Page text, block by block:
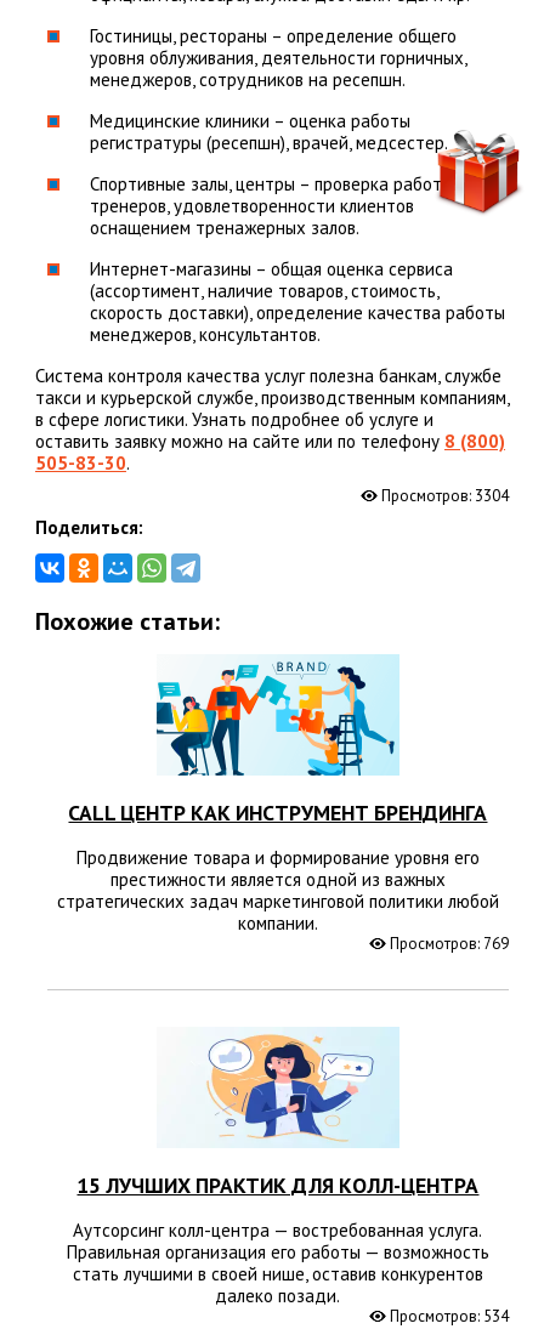
Гостиницы, рестораны – определение общего
уровня облуживания, деятельности горничных,
менеджеров, сотрудников на ресепшн.
Медицинские клиники – оценка работы
регистратуры (ресепшн), врачей, медсестер.
Спортивные залы, центры – проверка работы
тренеров, удовлетворенности клиентов
оснащением тренажерных залов.
Интернет-магазины – общая оценка сервиса
(ассортимент, наличие товаров, стоимость,
скорость доставки), определение качества работы
менеджеров, консультантов.
Система контроля качества услуг полезна банкам, службе
такси и курьерской службе, производственным компаниям,
в сфере логистики. Узнать подробнее об услуге и
оставить заявку можно на сайте или по телефону 8 (800)
505-83-30.
Просмотров: 3304
Поделиться:
Похожие статьи:
CALL ЦЕНТР КАК ИНСТРУМЕНТ БРЕНДИНГА
Продвижение товара и формирование уровня его
престижности является одной из важных
стратегических задач маркетинговой политики любой
компании.
Просмотров: 769
15 ЛУЧШИХ ПРАКТИК ДЛЯ КОЛЛ-ЦЕНТРА
Аутсорсинг колл-центра — востребованная услуга.
Правильная организация его работы — возможность
стать лучшими в своей нише, оставив конкурентов
далеко позади.
Просмотров: 534